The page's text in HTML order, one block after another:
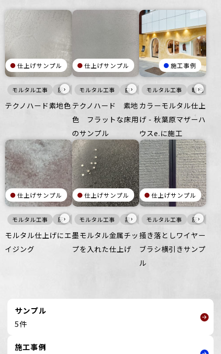
仕上げサンプル
モルタル工事 灰›
テクノハード素地色
仕上げサンプル
モルタル工事 白›
テクノハード 素地
色 フラットな床用
のサンプル
施工事例
モルタル工事 暖色
›
カラーモルタル仕上
げ - 秋葉原マザーハ
ウスe.に施工
仕上げサンプル
モルタル工事 灰 床
›
モルタル仕上げにエ
イジング
仕上げサンプル
モルタル工事 黒›
墨モルタル金属チッ
プを入れた仕上げ
仕上げサンプル
モルタル工事 灰›
掻き落としワイヤー
ブラシ横引きサンプ
ル
サンプル
5件
施工事例